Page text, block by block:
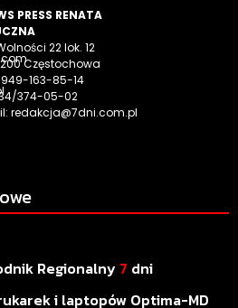
PRESS RENATA
22 lok. 12
Częstochowa
949-163-85-14
374-05-02
redakcja@7dni.com.pl
Regionalny 7 dni
i laptopów Optima-MD